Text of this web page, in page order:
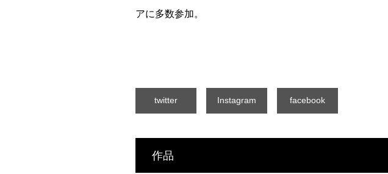
アに多数参加。
twitter Instagram facebook
作品